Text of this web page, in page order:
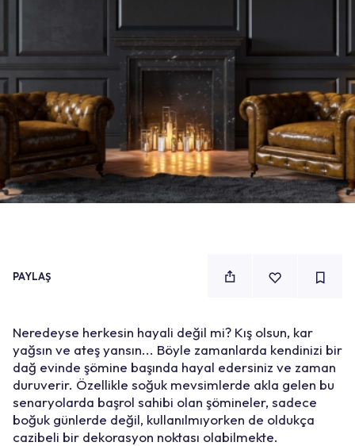
PAYLAŞ
Neredeyse herkesin hayali değil mi? Kış olsun, kar
yağsın ve ateş yansın... Böyle zamanlarda kendinizi bir
dağ evinde şömine başında hayal edersiniz ve zaman
duruverir. Özellikle soğuk mevsimlerde akla gelen bu
senaryolarda başrol sahibi olan şömineler, sadece
boğuk günlerde değil, kullanılmıyorken de oldukça
cazibeli bir dekorasyon noktası olabilmekte.